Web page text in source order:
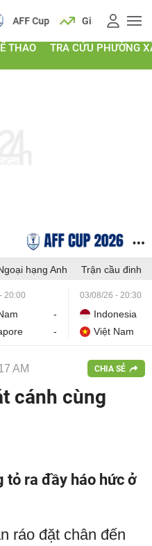
AFF Cup Giá vàng
THAO TRA CỨU PHƯỜNG
hạng Anh Trận cầu đinh
20:00
-
-
03/08/26 - 20:30
Indonesia
Việt Nam
AM CHIA SẺ
cánh cùng
tỏ ra đầy háo hức ở
ráo đặt chân đến